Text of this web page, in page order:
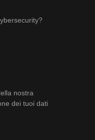
nostra
dei tuoi dati